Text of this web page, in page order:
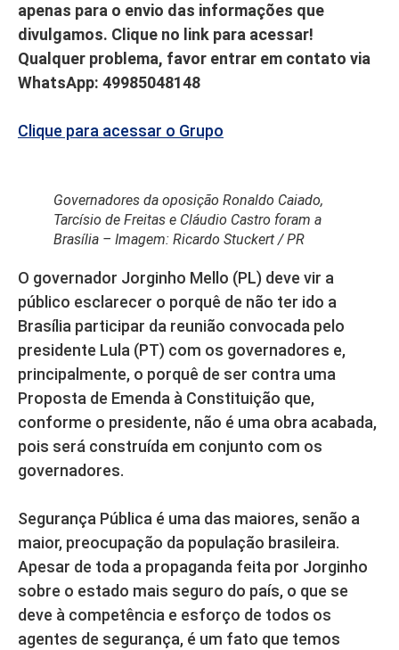
apenas para o envio das informações que
divulgamos. Clique no link para acessar!
Qualquer problema, favor entrar em contato via
WhatsApp: 49985048148
Clique para acessar o Grupo
Governadores da oposição Ronaldo Caiado,
Tarcísio de Freitas e Cláudio Castro foram a
Brasília – Imagem: Ricardo Stuckert / PR
O governador Jorginho Mello (PL) deve vir a
público esclarecer o porquê de não ter ido a
Brasília participar da reunião convocada pelo
presidente Lula (PT) com os governadores e,
principalmente, o porquê de ser contra uma
Proposta de Emenda à Constituição que,
conforme o presidente, não é uma obra acabada,
pois será construída em conjunto com os
governadores.
Segurança Pública é uma das maiores, senão a
maior, preocupação da população brasileira.
Apesar de toda a propaganda feita por Jorginho
sobre o estado mais seguro do país, o que se
deve à competência e esforço de todos os
agentes de segurança, é um fato que temos